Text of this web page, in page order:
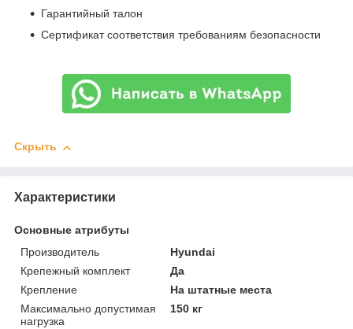
Гарантийный талон
Сертификат соответствия требованиям безопасности
Скрыть
Характеристики
Основные атрибуты
Производитель
Hyundai
Крепежный комплект
Да
Крепление
На штатные места
Максимально допустимая
нагрузка
150 кг